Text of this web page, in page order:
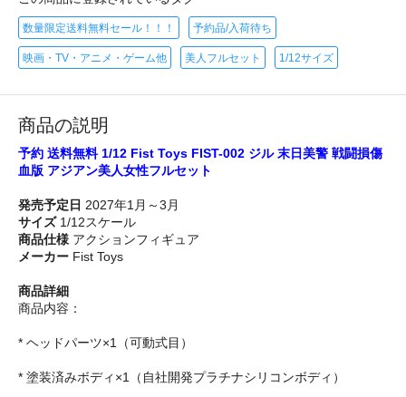
数量限定送料無料セール！！！ 予約品/入荷待ち
映画・TV・アニメ・ゲーム他 美人フルセット 1/12サイズ
商品の説明
予約 送料無料 1/12 Fist Toys FIST-002 ジル 末日美警 戦闘損傷
血版 アジアン美人女性フルセット
発売予定日 2027年1月～3月
サイズ1/12スケール
商品仕様 アクションフィギュア
メーカー Fist Toys
商品詳細
商品内容：
* ヘッドパーツ×1（可動式目）
* 塗装済みボディ×1（自社開発プラチナシリコンボディ）